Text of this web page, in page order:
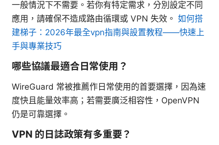
一般情況下不需要。若你有特定需求，分別設定不同
應用，請確保不造成路由循環或 VPN 失效。 如何搭
建梯子：2026年最全vpn指南與設置教程——快速上
手與專業技巧
哪些協議最適合日常使用？
WireGuard 常被推薦作日常使用的首要選擇，因為速
度快且能量效率高；若需要廣泛相容性，OpenVPN
仍是可靠選擇。
VPN 的日誌政策有多重要？